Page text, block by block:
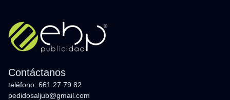
Contáctanos
teléfono: 661 27 79 82
pedidosaljub@gmail.com